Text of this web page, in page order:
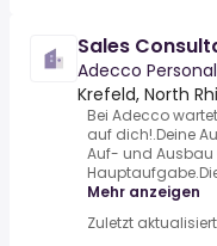
Sales
Adecco
Krefeld, North
Bei Adecco
auf dich!.Deine
Auf- und Ausbau
Mehr anzeigen
Zuletzt